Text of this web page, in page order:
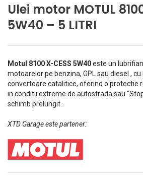
Ulei motor MOTUL
5W40 – 5 LITRI
Motul 8100 X-CESS 5W40este un
motoarelor pe benzina, GPL sau diesel ,
convertoare catalitice, oferind o protectie
in conditii extreme de autostrada sau
schimb prelungit.
XTD Garage este partener: